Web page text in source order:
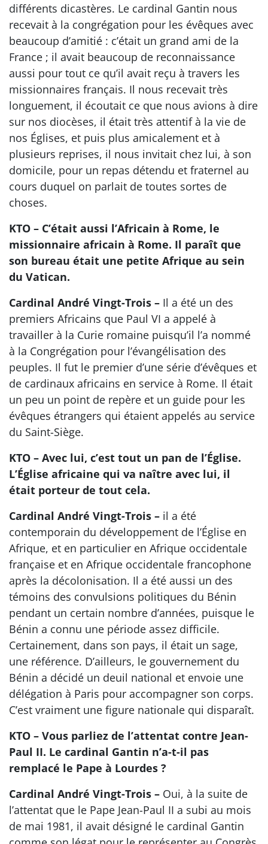
différents dicastères. Le cardinal Gantin nous
recevait à la congrégation pour les évêques avec
beaucoup d’amitié : c’était un grand ami de la
France ; il avait beaucoup de reconnaissance
aussi pour tout ce qu’il avait reçu à travers les
missionnaires français. Il nous recevait très
longuement, il écoutait ce que nous avions à dire
sur nos diocèses, il était très attentif à la vie de
nos Églises, et puis plus amicalement et à
plusieurs reprises, il nous invitait chez lui, à son
domicile, pour un repas détendu et fraternel au
cours duquel on parlait de toutes sortes de
choses.
KTO – C’était aussi l’Africain à Rome, le
missionnaire africain à Rome. Il paraît que
son bureau était une petite Afrique au sein
du Vatican.
Cardinal André Vingt-Trois – Il a été un des
premiers Africains que Paul VI a appelé à
travailler à la Curie romaine puisqu’il l’a nommé
à la Congrégation pour l’évangélisation des
peuples. Il fut le premier d’une série d’évêques et
de cardinaux africains en service à Rome. Il était
un peu un point de repère et un guide pour les
évêques étrangers qui étaient appelés au service
du Saint-Siège.
KTO – Avec lui, c’est tout un pan de l’Église.
L’Église africaine qui va naître avec lui, il
était porteur de tout cela.
Cardinal André Vingt-Trois – il a été
contemporain du développement de l’Église en
Afrique, et en particulier en Afrique occidentale
française et en Afrique occidentale francophone
après la décolonisation. Il a été aussi un des
témoins des convulsions politiques du Bénin
pendant un certain nombre d’années, puisque le
Bénin a connu une période assez difficile.
Certainement, dans son pays, il était un sage,
une référence. D’ailleurs, le gouvernement du
Bénin a décidé un deuil national et envoie une
délégation à Paris pour accompagner son corps.
C’est vraiment une figure nationale qui disparaît.
KTO – Vous parliez de l’attentat contre Jean-
Paul II. Le cardinal Gantin n’a-t-il pas
remplacé le Pape à Lourdes ?
Cardinal André Vingt-Trois – Oui, à la suite de
l’attentat que le Pape Jean-Paul II a subi au mois
de mai 1981, il avait désigné le cardinal Gantin